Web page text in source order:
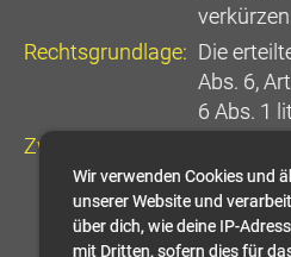
Wir verwenden Cookies und
unserer Website und
über dich, wie deine IP-
mit Dritten, sofern dies für
Rechtsgrundlage: Die
Abs. 6,
6 Abs. 1
Zweck:
die IP-